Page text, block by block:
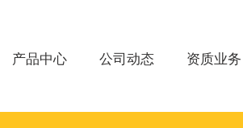
产品中心 公司动态 资质业务